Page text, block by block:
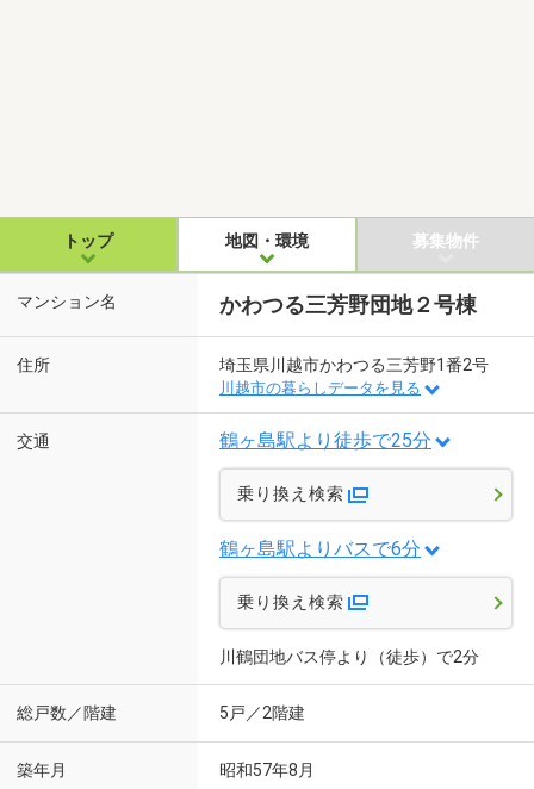
トップ 地図・環境 募集物件
マンション名 かわつる三芳野団地２号棟
住所 埼玉県川越市かわつる三芳野1番2号
川越市の暮らしデータを見る
交通 鶴ヶ島駅より徒歩で25分
乗り換え検索
鶴ヶ島駅よりバスで6分
乗り換え検索
川鶴団地バス停より（徒歩）で2分
総戸数／階建 5戸／2階建
築年月 昭和57年8月